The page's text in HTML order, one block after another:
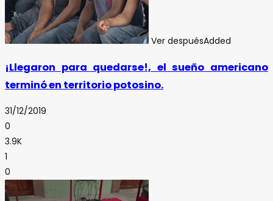
Ver despuésAdded
¡Llegaron para quedarse!, el sueño americano
terminó en territorio potosino.
31/12/2019
0
3.9K
1
0